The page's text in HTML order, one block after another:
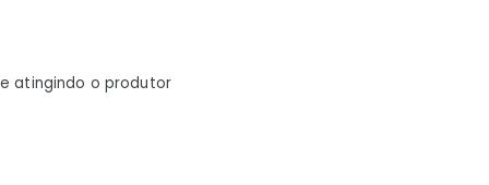
atingindo o produtor